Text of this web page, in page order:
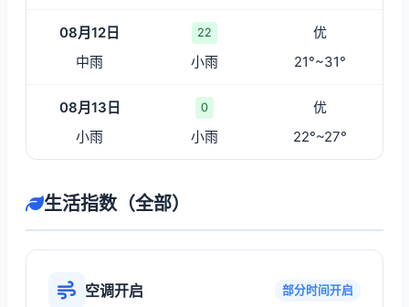
08月12日 22
优
中雨
小雨 21°~31°
08月13日 0
优
小雨
小雨 22°~27°
生活指数（全部）
空调开启 部分时间开启